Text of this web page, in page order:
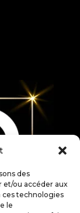
des
et/ou accéder aux
ces technologies
le